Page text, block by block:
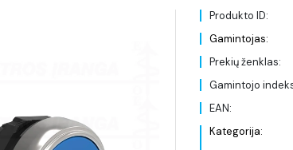
Produkto ID:
Gamintojas:
Prekių ženklas:
Gamintojo
EAN:
Kategorija: